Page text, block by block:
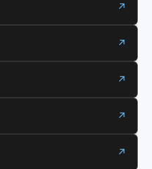
↗
↗
↗
↗
↗